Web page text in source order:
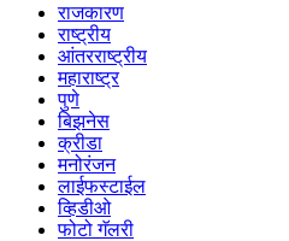
राजकारण
राष्ट्रीय
आंतरराष्ट्रीय
महाराष्ट्र
पुणे
बिझनेस
क्रीडा
मनोरंजन
लाईफस्टाईल
व्हिडीओ
फोटो गॅलरी